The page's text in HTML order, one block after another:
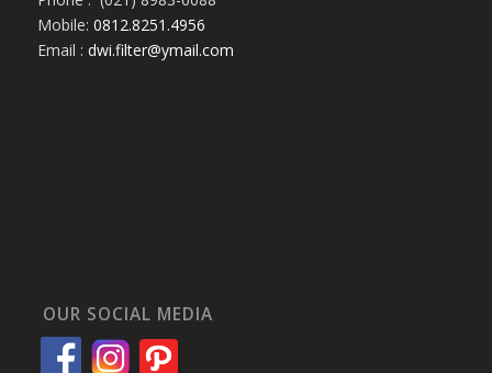
Mobile: 0812.8251.4956
Email : dwi.filter@ymail.com
OUR SOCIAL MEDIA